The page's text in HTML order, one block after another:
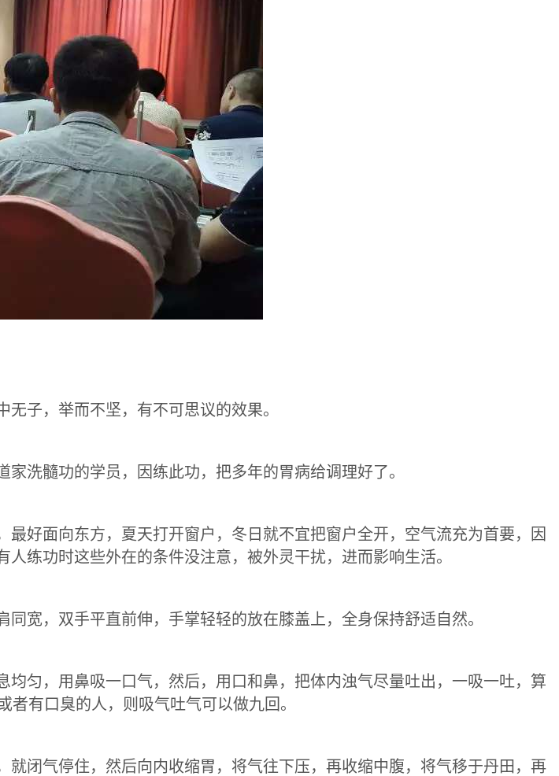
子，举而不坚，有不可思议的效果。
洗髓功的学员，因练此功，把多年的胃病给调理好了。
好面向东方，夏天打开窗户，冬日就不宜把窗户全开，空气流充为首要，因
练功时这些外在的条件没注意，被外灵干扰，进而影响生活。
宽，双手平直前伸，手掌轻轻的放在膝盖上，全身保持舒适自然。
匀，用鼻吸一口气，然后，用口和鼻，把体内浊气尽量吐出，一吸一吐，算
有口臭的人，则吸气吐气可以做九回。
闭气停住，然后向内收缩胃，将气往下压，再收缩中腹，将气移于丹田，再